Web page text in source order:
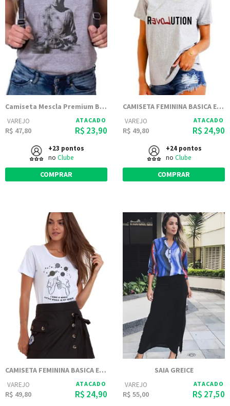
Camiseta Mescla Premium Buda Sentado
VAREJO
R$ 47,80
ATACADO
R$ 23,90
+23 pontos
no Clube
COMPRAR
CAMISETA FEMININA BASICA ESTAMPADA JOSS - REVOLUTION
VAREJO
R$ 49,80
ATACADO
R$ 24,90
+24 pontos
no Clube
COMPRAR
CAMISETA FEMININA BASICA ESTAMPADA JOSS - GIRL WORLD
VAREJO
R$ 49,80
ATACADO
R$ 24,90
SAIA GREICE
VAREJO
R$ 55,00
ATACADO
R$ 27,50